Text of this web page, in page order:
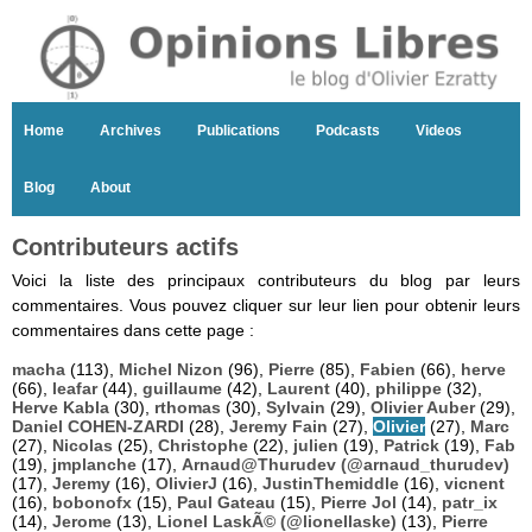
Home Archives Publications Podcasts Videos
Blog About
Contributeurs actifs
Voici la liste des principaux contributeurs du blog par leurs
commentaires. Vous pouvez cliquer sur leur lien pour obtenir leurs
commentaires dans cette page :
macha (113), Michel Nizon (96), Pierre (85), Fabien (66), herve
(66), leafar(44), guillaume (42), Laurent (40), philippe (32),
Herve Kabla (30), rthomas (30), Sylvain (29), Olivier Auber(29),
Daniel COHEN-ZARDI (28), Jeremy Fain (27), Olivier (27), Marc
(27), Nicolas (25), Christophe (22), julien (19), Patrick (19), Fab
(19), jmplanche (17), Arnaud@Thurudev (@arnaud_thurudev)
(17), Jeremy (16), OlivierJ (16), JustinThemiddle (16), vicnent
(16), bobonofx (15), Paul Gateau (15), Pierre Jol (14), patr_ix
(14), Jerome (13), Lionel LaskÃ© (@lionellaske) (13), Pierre